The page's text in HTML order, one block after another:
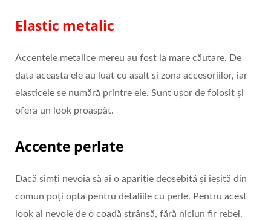
Elastic metalic
Accentele metalice mereu au fost la mare căutare. De
data aceasta ele au luat cu asalt și zona accesoriilor, iar
elasticele se numără printre ele. Sunt ușor de folosit și
oferă un look proaspăt.
Accente perlate
Dacă simți nevoia să ai o apariție deosebită și ieșită din
comun poți opta pentru detaliile cu perle. Pentru acest
look ai nevoie de o coadă strânsă, fără niciun fir rebel.